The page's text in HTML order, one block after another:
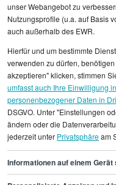
Alle angezeigten
Durchschnittswerte
einzelnen
Gehaltsinformationen
Gerüstbauermeister/in
Gerüstbauermeister/in
unser Webangebot zu
Nutzungsprofile (u.a. auf Basis
auch außerhalb des EWR.
Hierfür und um bestimmte
verwenden zu dürfen,
akzeptieren" klicken, stimmen
umfasst auch Ihre Einwilligung
personenbezogener Daten in
DSGVO. Unter "Einstellungen
ändern oder die
jederzeit unter Privatsphäream
Informationen auf einem